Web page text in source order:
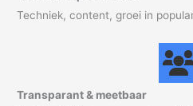
Techniek, content, groei in
Transparant & meetbaar